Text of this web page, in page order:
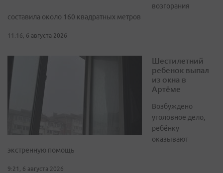
возгорания
составила около 160 квадратных метров
11:16, 6 августа 2026
Шестилетний
ребенок выпал
из окна в
Артёме
Возбуждено
уголовное дело,
ребёнку
оказывают
экстренную помощь
9:21, 6 августа 2026